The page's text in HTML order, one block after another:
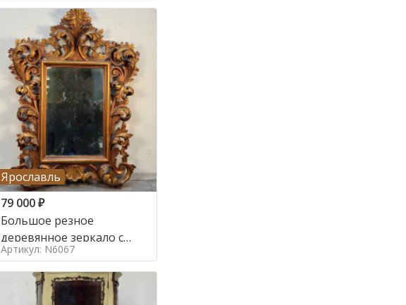
Ярославль
79 000₽
Большое резное
деревянное зеркало с
золочением в стиле
Артикул: N6067